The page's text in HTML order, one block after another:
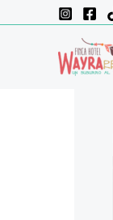
contenido